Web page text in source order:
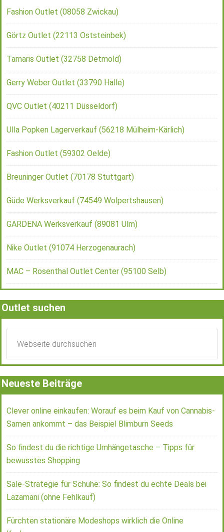
Fashion Outlet (08058 Zwickau)
Görtz Outlet (22113 Oststeinbek)
Tamaris Outlet (32758 Detmold)
Gerry Weber Outlet (33790 Halle)
QVC Outlet (40211 Düsseldorf)
Ulla Popken Lagerverkauf (56218 Mülheim-Kärlich)
Fashion Outlet (59302 Oelde)
Breuninger Outlet (70178 Stuttgart)
Güde Werksverkauf (74549 Wolpertshausen)
GARDENA Werksverkauf (89081 Ulm)
Nike Outlet (91074 Herzogenaurach)
MAC – Rosenthal Outlet Center (95100 Selb)
Outlet suchen
Neueste Beiträge
Clever online einkaufen: Worauf es beim Kauf von Cannabis-
Samen ankommt – das Beispiel Blimburn Seeds
So findest du die richtige Umhängetasche – Tipps für
bewusstes Shopping
Sale-Strategie für Schuhe: So findest du echte Deals bei
Lazamani (ohne Fehlkauf)
Fürchten stationäre Modeshops wirklich die Online